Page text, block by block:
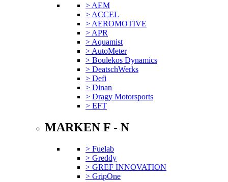
> AEM
> ACCEL
> AEROMOTIVE
> APR
> Aquamist
> AutoMeter
> Boulekos Dynamics
> DeatschWerks
> Defi
> Dinan
> Dragy Motorsports
> EFT
MARKEN F - N
> Fuelab
> Greddy
> GREF INNOVATION
> GripOne